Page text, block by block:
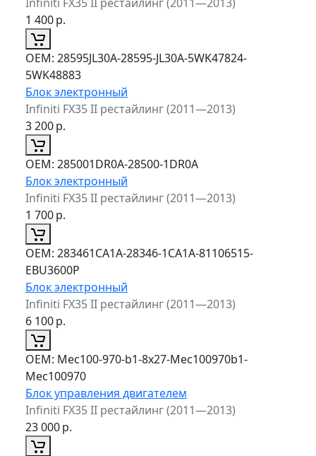
1 400р.
ОЕМ: 28595JL30A-28595-JL30A-5WK47824-
5WK48883
Блок электронный
Infiniti FX35 II рестайлинг (2011—2013)
3 200р.
ОЕМ: 285001DR0A-28500-1DR0A
Блок электронный
Infiniti FX35 II рестайлинг (2011—2013)
1 700р.
ОЕМ: 283461CA1A-28346-1CA1A-81106515-
EBU3600P
Блок электронный
Infiniti FX35 II рестайлинг (2011—2013)
6 100р.
ОЕМ: Mec100-970-b1-8x27-Mec100970b1-
Mec100970
Блок управления двигателем
Infiniti FX35 II рестайлинг (2011—2013)
23 000р.